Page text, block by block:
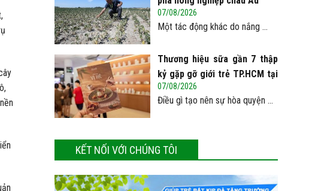
07/08/2026
Một tác động khác do nắng ...
Thương hiệu sữa gần 7 thập
kỷ gặp gỡ giới trẻ TP.HCM tại
Pop-up ‘Thưởng vị hè’
07/08/2026
Điều gì tạo nên sự hòa quyện ...
KẾT NỐI VỚI CHÚNG TÔI